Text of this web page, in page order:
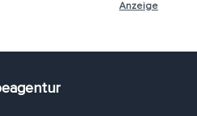
Anzeige